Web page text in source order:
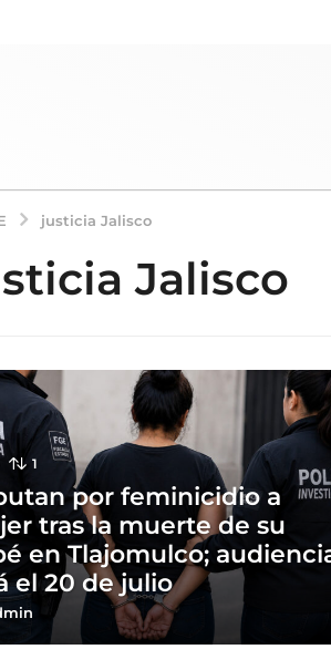
justicia Jalisco
Jalisco
1
por feminicidio a
tras la muerte de su
en Tlajomulco;
el 20 de julio